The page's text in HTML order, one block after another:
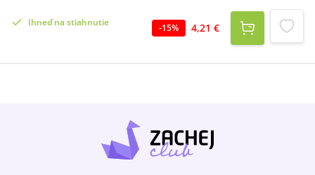
Rottrové. Fanoušci tak dostávají k dispozici
maximum albových nahrávek jedné za
zásadních ženských postav naší populární
hudby, tentokrát i v roli vypravěče na titulu
určenému hlavně dětem! (původní album 1118
Ihneď na stiahnutie -15% 4,21 €